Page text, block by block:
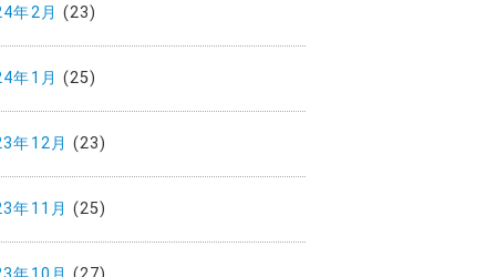
年2月 (23)
年1月 (25)
年12月 (23)
年11月 (25)